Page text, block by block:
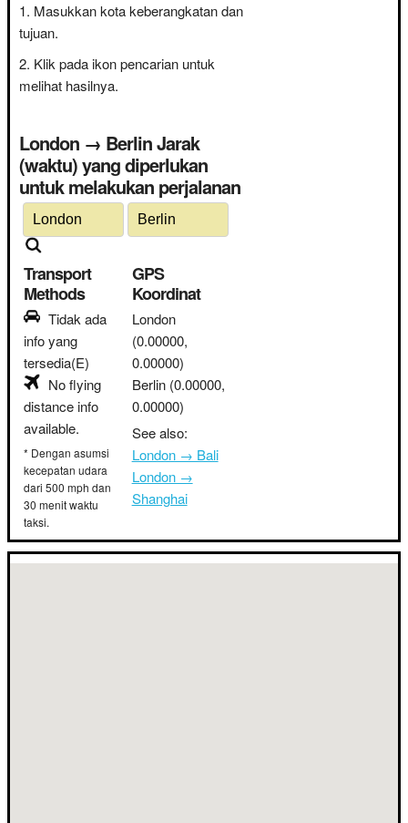
Masukkan kota keberangkatan dan
tujuan.
Klik pada ikon pencarian untuk
melihat hasilnya.
London → Berlin Jarak
(waktu) yang diperlukan
untuk melakukan perjalanan
Transport
Methods
Tidak ada
info yang
tersedia(E)
No flying
distance info
available.
* Dengan asumsi
kecepatan udara
dari 500 mph dan
30 menit waktu
taksi.
GPS
Koordinat
London
(0.00000,
0.00000)
Berlin (0.00000,
0.00000)
See also:
London → Bali
London →
Shanghai